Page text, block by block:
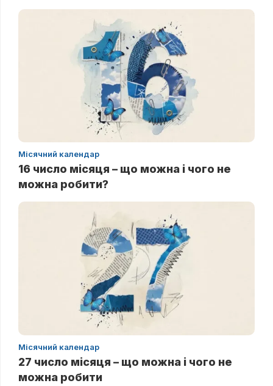
Місячний календар
16 число місяця – що можна і чого не
можна робити?
Місячний календар
27 число місяця – що можна і чого не
можна робити